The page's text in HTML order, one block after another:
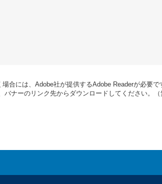
合には、Adobe社が提供するAdobe Readerが必要で
ナーのリンク先からダウンロードしてください。（